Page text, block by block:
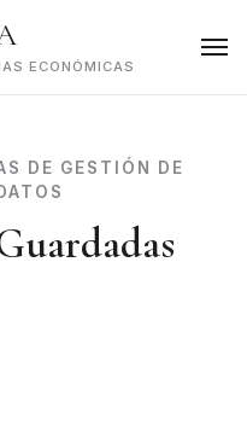
ECONÓMICAS
DE GESTIÓN DE